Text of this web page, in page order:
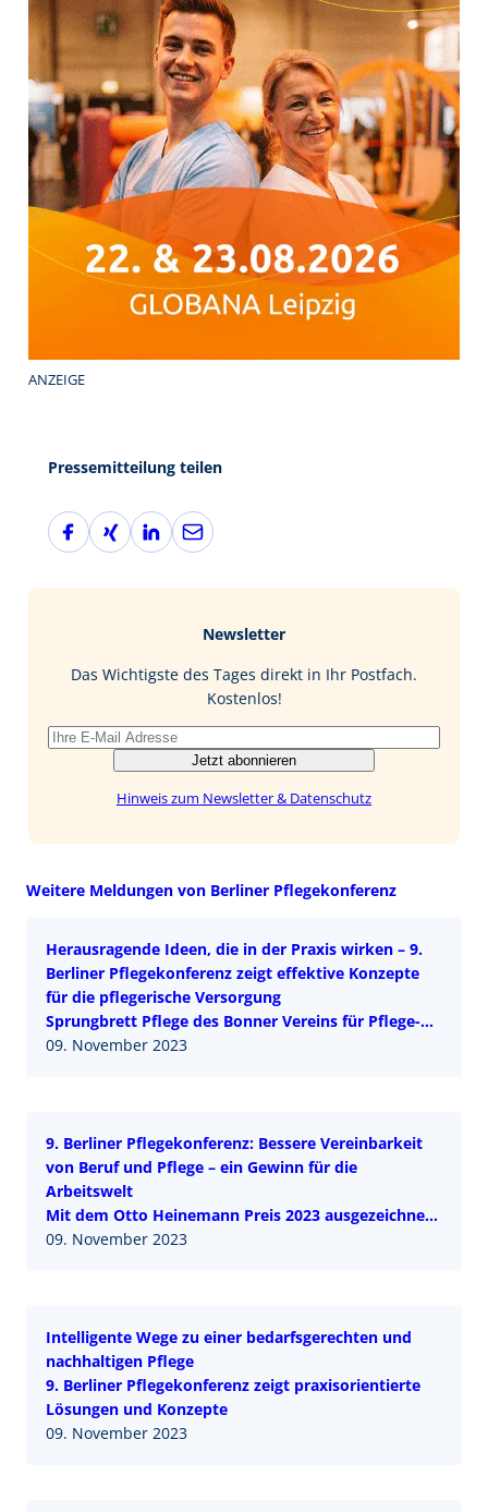
ANZEIGE
Pressemitteilung teilen
F
a
X
i
L
i
I
E
-
Newsletter
Das Wichtigste des Tages direkt in Ihr Postfach.
Kostenlos!
Jetzt abonnieren
Hinweis zum Newsletter & Datenschutz
Weitere Meldungen von Berliner Pflegekonferenz
Herausragende Ideen, die in der Praxis wirken – 9.
Berliner Pflegekonferenz zeigt effektive Konzepte
für die pflegerische Versorgung
Sprungbrett Pflege des Bonner Vereins für Pflege-
und Gesundheitsberufe e.V. mit dem Marie Simon
09. November 2023
9. Berliner Pflegekonferenz: Bessere Vereinbarkeit
von Beruf und Pflege – ein Gewinn für die
Arbeitswelt
Mit dem Otto Heinemann Preis 2023 ausgezeichnete
Arbeitgebende zeigen Wege und Lösungen
09. November 2023
Intelligente Wege zu einer bedarfsgerechten und
nachhaltigen Pflege
9. Berliner Pflegekonferenz zeigt praxisorientierte
Lösungen und Konzepte
09. November 2023